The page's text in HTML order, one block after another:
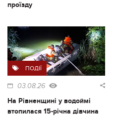
проїзду
ПОДІЇ
03.08.26
На Рівненщині у водоймі
втопилася 15-річна дівчина